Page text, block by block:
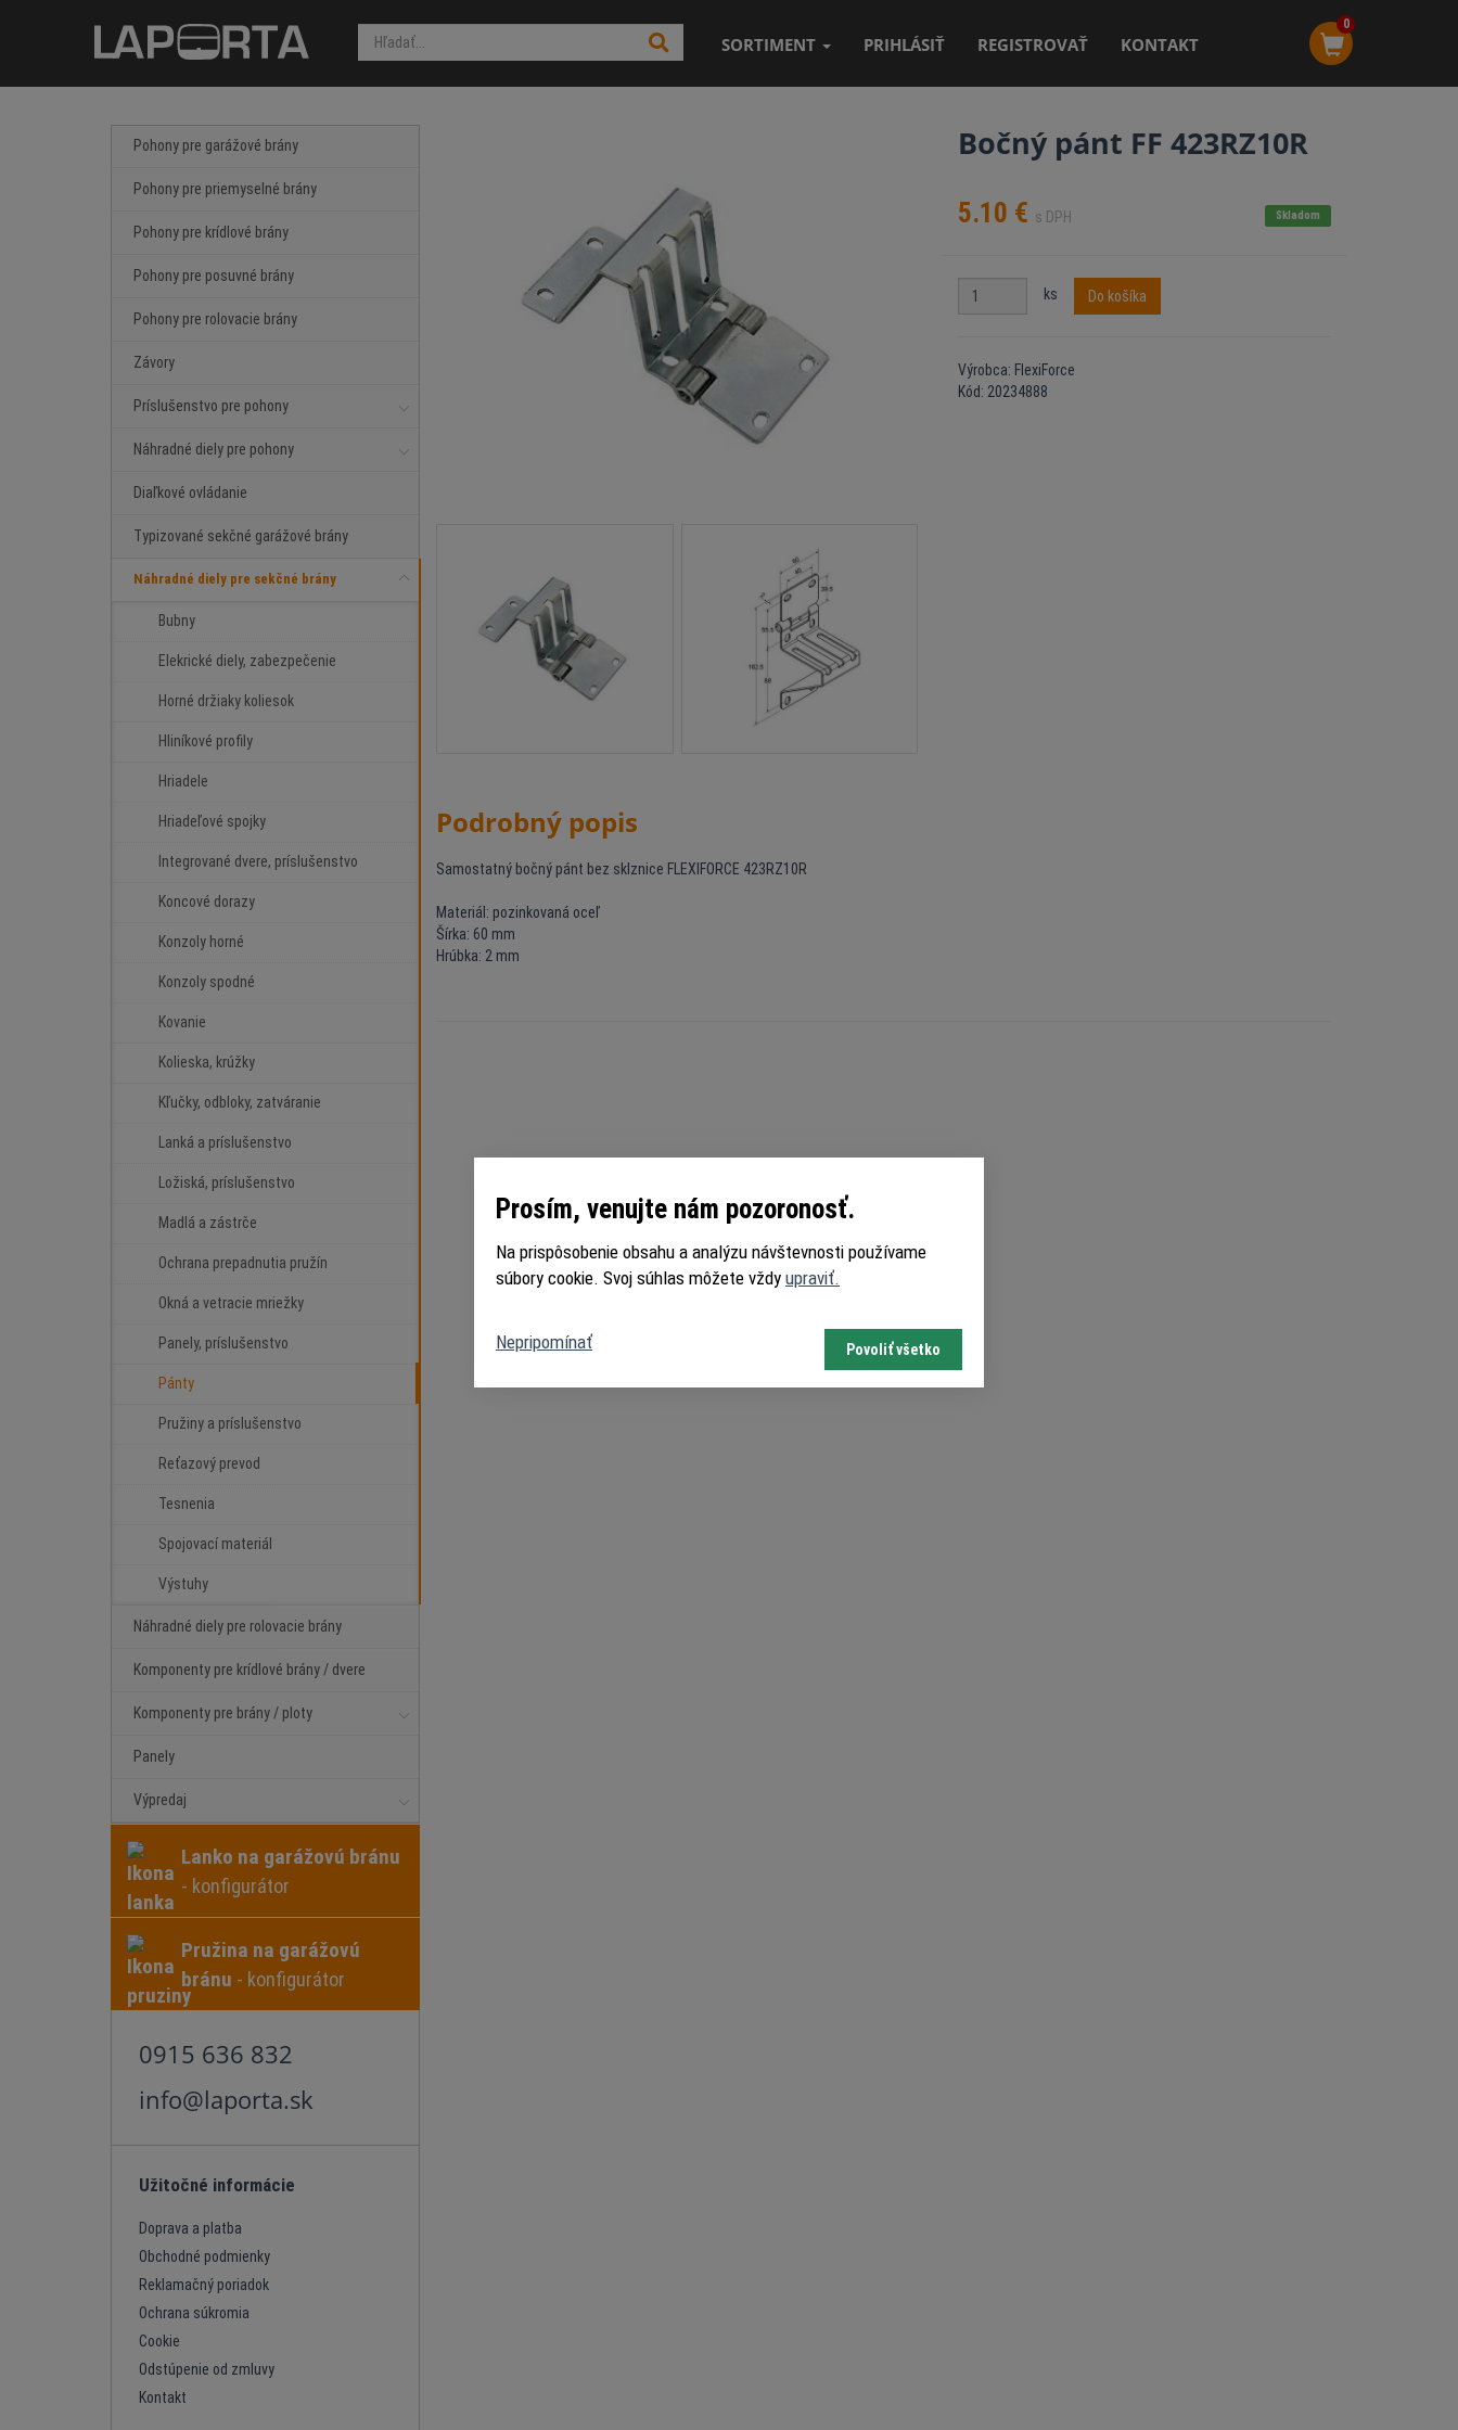
SORTIMENT PRIHLÁSIŤ REGISTROVAŤ KONTAKT
0
Pohony pre garážové brány
Pohony pre priemyselné brány
Pohony pre krídlové brány
Pohony pre posuvné brány
Pohony pre rolovacie brány
Závory
Príslušenstvo pre pohony
Náhradné diely pre pohony
Diaľkové ovládanie
Typizované sekčné garážové brány
Náhradné diely pre sekčné brány
Bubny
Elekrické diely, zabezpečenie
Horné držiaky koliesok
Hliníkové profily
Hriadele
Hriadeľové spojky
Integrované dvere, príslušenstvo
Koncové dorazy
Konzoly horné
Konzoly spodné
Kovanie
Kolieska, krúžky
Kľučky, odbloky, zatváranie
Lanká a príslušenstvo
Ložiská, príslušenstvo
Madlá a zástrče
Ochrana prepadnutia pružín
Okná a vetracie mriežky
Panely, príslušenstvo
Pánty
Pružiny a príslušenstvo
Reťazový prevod
Tesnenia
Spojovací materiál
Výstuhy
Náhradné diely pre rolovacie brány
Komponenty pre krídlové brány / dvere
Komponenty pre brány / ploty
Panely
Výpredaj
Lanko na garážovú bránu
- konfigurátor
Pružina na garážovú
bránu - konfigurátor
0915 636 832
info@laporta.sk
Užitočné informácie
Doprava a platba
Obchodné podmienky
Reklamačný poriadok
Ochrana súkromia
Cookie
Odstúpenie od zmluvy
Kontakt
Bočný pánt FF 423RZ10R
5.10 € s DPH Skladom
ks Do košíka
Výrobca: FlexiForce
Kód: 20234888
Podrobný popis
Samostatný bočný pánt bez sklznice FLEXIFORCE 423RZ10R
Materiál: pozinkovaná oceľ
Šírka: 60 mm
Hrúbka: 2 mm
Prosím, venujte nám pozoronosť.
Na prispôsobenie obsahu a analýzu návštevnosti používame
súbory cookie. Svoj súhlas môžete vždy upraviť.
Nepripomínať Povoliť všetko